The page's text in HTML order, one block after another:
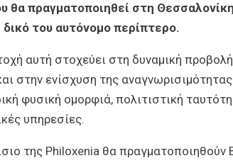
θα πραγματοποιηθεί στη
δικό του αυτόνομο περίπτερο.
αυτή στοχεύει στη δυναμική
στην ενίσχυση της
φυσική ομορφιά, πολιτιστική
υπηρεσίες.
της Philoxenia θα πραγματοποιηθούν